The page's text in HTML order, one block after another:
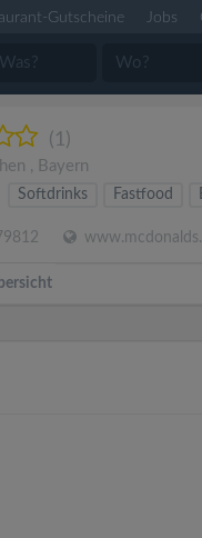
Gutscheine Jobs
(1)
, Bayern
Softdrinks Fastfood